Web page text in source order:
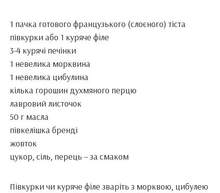
1 пачка готового французького (слоєного) тіста
півкурки або 1 куряче філе
3-4 курячі печінки
1 невелика морквина
1 невелика цибулина
кілька горошин духмяного перцю
лавровий листочок
50 г масла
півкелішка бренді
жовток
цукор, сіль, перець – за смаком
Півкурки чи куряче філе зваріть з морквою, цибулею